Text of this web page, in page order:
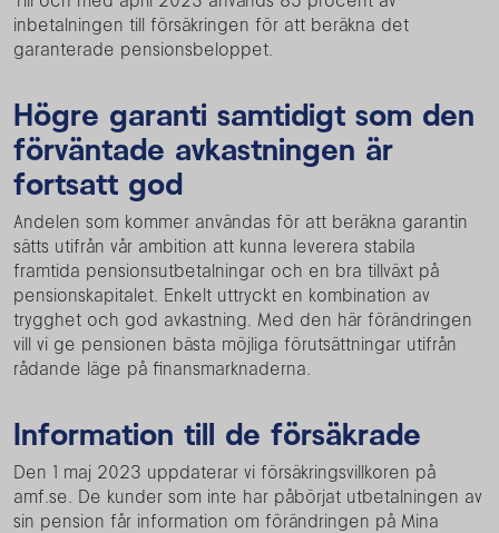
inbetalningen till försäkringen för att beräkna det
garanterade pensionsbeloppet.
Högre garanti samtidigt som den
förväntade avkastningen är
fortsatt god
Andelen som kommer användas för att beräkna garantin
sätts utifrån vår ambition att kunna leverera stabila
framtida pensionsutbetalningar och en bra tillväxt på
pensionskapitalet. Enkelt uttryckt en kombination av
trygghet och god avkastning. Med den här förändringen
vill vi ge pensionen bästa möjliga förutsättningar utifrån
rådande läge på finansmarknaderna.
Information till de försäkrade
Den 1 maj 2023 uppdaterar vi försäkringsvillkoren på
amf.se. De kunder som inte har påbörjat utbetalningen av
sin pension får information om förändringen på Mina